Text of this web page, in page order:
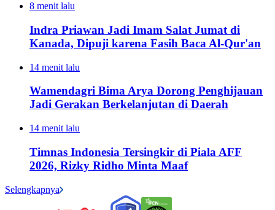
8 menit lalu
Indra Priawan Jadi Imam Salat Jumat di
Kanada, Dipuji karena Fasih Baca Al-Qur'an
14 menit lalu
Wamendagri Bima Arya Dorong Penghijauan
Jadi Gerakan Berkelanjutan di Daerah
14 menit lalu
Timnas Indonesia Tersingkir di Piala AFF
2026, Rizky Ridho Minta Maaf
Selengkapnya